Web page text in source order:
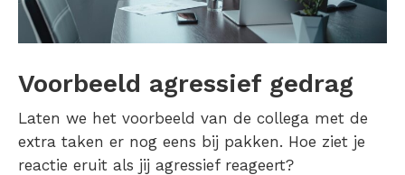
Voorbeeld agressief gedrag
Laten we het voorbeeld van de collega met de
extra taken er nog eens bij pakken. Hoe ziet je
reactie eruit als jij agressief reageert?